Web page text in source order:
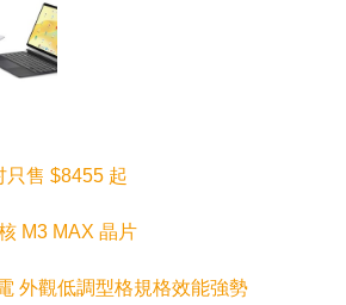
只售 $8455 起
M3 MAX 晶片
外觀低調型格規格效能強勢